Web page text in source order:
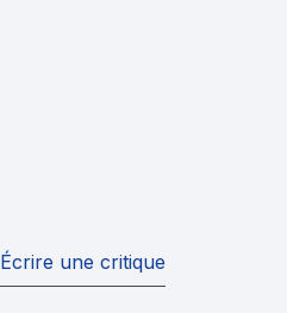
Écrire une critique